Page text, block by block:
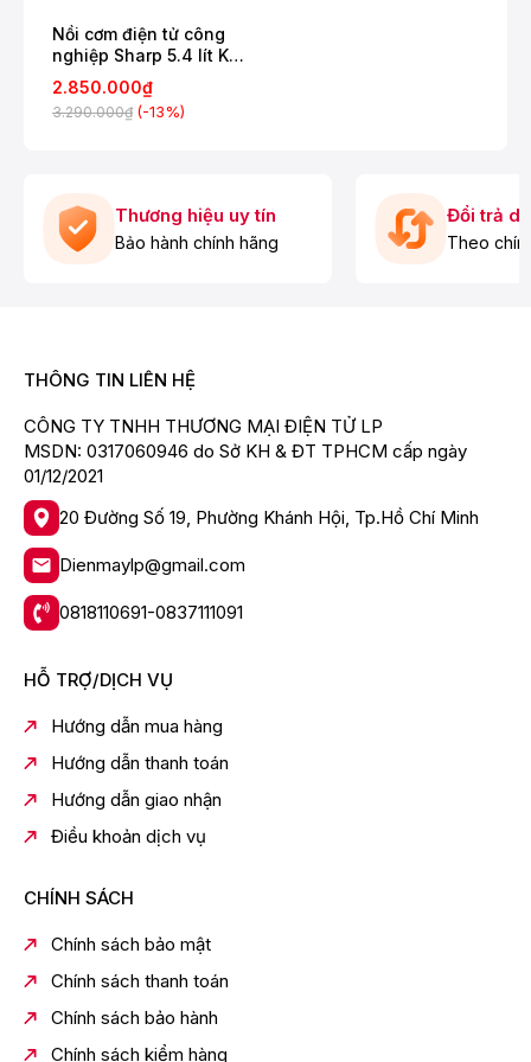
sẵn (thời gian, nhiệt độ) giúp người dùng dễ dàng lựa
chọn công thức phù hợp: Nấu cơm thường, nấu cơm
gạo tấm, nấu cháo, nấu soup và chức năng giữ ấm đến
12 tiếng.
Lựa chọn các chức năng nấu đơn giản với các phím
Model:
Màu sắc:
Thân: Bạc, nắp: Đen + Bạc
Nhà sản
xuất:
Sharp
Năm ra mắt
2023
Thời gian
12 Tháng
Loại nồi:
Nồi cơm điện tử công nghiệp
Dung tích:
5.4 lít
Công suất:
1900W
ấm, Hẹn giờ
hiển thị:
Có
Chiều dài
0.9 mét
Nồi cơm điện tử công
nghiệp Sharp 5.4 lít KS-
5400V-ST
2.850.000₫
3.290.000₫ (-13%)
Thương hiệu uy tín
Bảo hành chính hãng
Đổi trả
Theo
THÔNG TIN LIÊN HỆ
CÔNG TY TNHH THƯƠNG MẠI ĐIỆN TỬ LP
MSDN: 0317060946 do Sở KH & ĐT TPHCM cấp ngày
01/12/2021
20 Đường Số 19, Phường Khánh Hội, Tp.Hồ Chí Minh
Dienmaylp@gmail.com
0818110691-0837111091
HỖ TRỢ/DỊCH VỤ
Hướng dẫn mua hàng
Hướng dẫn thanh toán
Hướng dẫn giao nhận
Điều khoản dịch vụ
CHÍNH SÁCH
Chính sách bảo mật
Chính sách thanh toán
Chính sách bảo hành
Chính sách kiểm hàng